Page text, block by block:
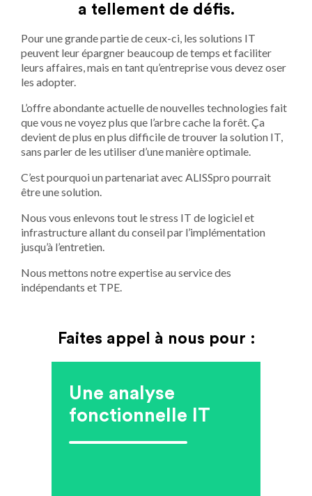
a tellement de défis.
Pour une grande partie de ceux-ci, les solutions IT
peuvent leur épargner beaucoup de temps et faciliter
leurs affaires, mais en tant qu’entreprise vous devez oser
les adopter.
L’offre abondante actuelle de nouvelles technologies fait
que vous ne voyez plus que l’arbre cache la forêt. Ça
devient de plus en plus difficile de trouver la solution IT,
sans parler de les utiliser d’une manière optimale.
C’est pourquoi un partenariat avec ALISSpro pourrait
être une solution.
Nous vous enlevons tout le stress IT de logiciel et
infrastructure allant du conseil par l’implémentation
jusqu’à l’entretien.
Nous mettons notre expertise au service des
indépendants et TPE.
Faites appel à nous pour :
Une analyse
fonctionnelle IT